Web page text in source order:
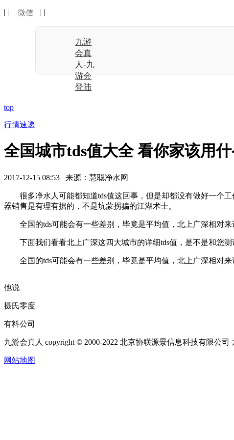
| | 微信 | |
九游
会真
人-九
游会
登陆
top
行情速递
全国城市tds值大全 看你家该用
2017-12-15 08:53 来源：慧聪净水网
很多净水人可能都知道tds值这回事，但是却都没有做好一个工
器销售是有理有据的，不是坑蒙拐骗的江湖术士。
全国的tds可能会有一些差别，毕竟是平均值，北上广深相对来
下面我们看看北上广深这四大城市的详细tds值，是不是和您测
全国的tds可能会有一些差别，毕竟是平均值，北上广深相对来
他说
摄氏零度
有料公司
九游会真人 copyright © 2000-2022 北京协联源景信息科技有限公司
网站地图